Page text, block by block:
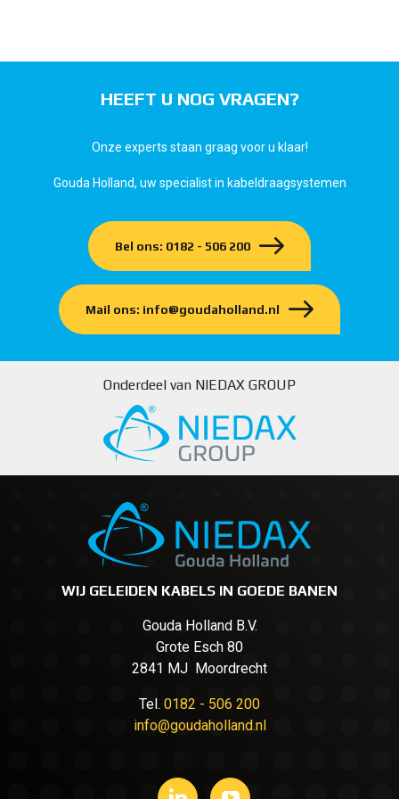
HEEFT U NOG VRAGEN?
Onze experts staan graag voor u klaar!
Gouda Holland, uw specialist in kabeldraagsystemen
Bel ons: 0182 - 506 200
Mail ons: info@goudaholland.nl
Onderdeel van NIEDAX GROUP
WIJ GELEIDEN KABELS IN GOEDE BANEN
Gouda Holland B.V.
Grote Esch 80
2841 MJ Moordrecht
Tel. 0182 - 506 200
info@goudaholland.nl